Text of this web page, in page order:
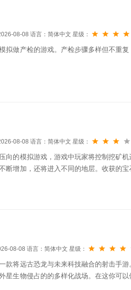
08-08 语言：简体中文 星级：
拟做产检的游戏。产检步骤多样但不重
08-08 语言：简体中文 星级：
向的模拟游戏，游戏中玩家将控制挖矿
断增加，还将进入不同的地层。收获的
08-08 语言：简体中文 星级：
款将远古恐龙与未来科技融合的射击手
星生物侵占的的多样化战场。在这你可